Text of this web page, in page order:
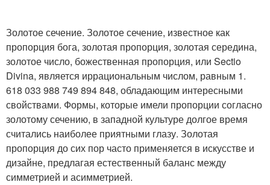
Золотое сечение. Золотое сечение, известное как
пропорция бога, золотая пропорция, золотая середина,
золотое число, божественная пропорция, или Sectio
Divina, является иррациональным числом, равным 1.
618 033 988 749 894 848, обладающим интересными
свойствами. Формы, которые имели пропорции согласно
золотому сечению, в западной культуре долгое время
считались наиболее приятными глазу. Золотая
пропорция до сих пор часто применяется в искусстве и
дизайне, предлагая естественный баланс между
симметрией и асимметрией.